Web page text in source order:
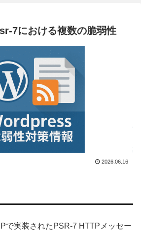
7における複数の脆弱性
2026.06.16
で実装されたPSR-7 HTTPメッセー